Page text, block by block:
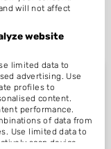
will not affect
website
limited data to
advertising. Use
profiles to
content.
performance.
of data from
Use limited data to
scan device